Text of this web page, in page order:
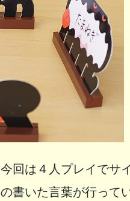
回は４人プレイでサ
書いた言葉が行って